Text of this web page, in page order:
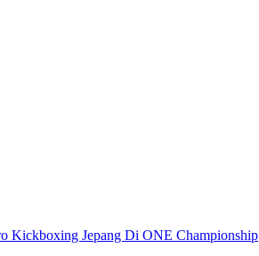
Kickboxing Jepang Di ONE Championship